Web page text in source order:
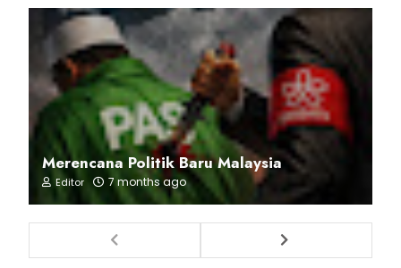
Merencana Politik Baru Malaysia
Editor 7 months ago